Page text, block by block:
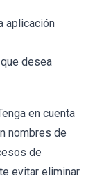
aplicación
desea
en cuenta
nombres de
de
evitar eliminar